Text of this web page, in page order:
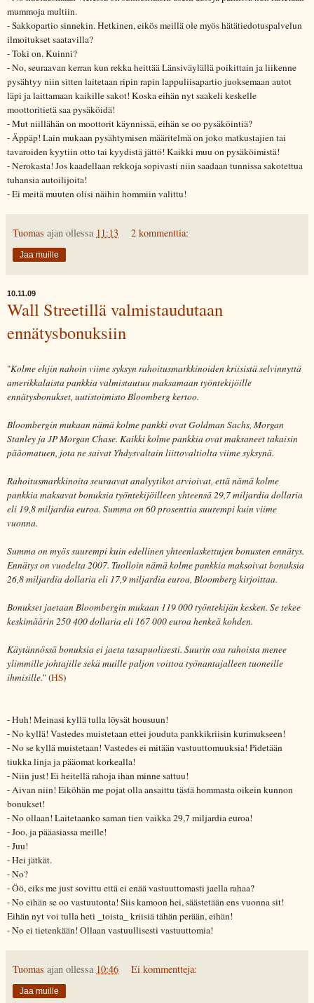
mummoja multiin.
- Sakkopartio sinnekin. Hetkinen, eikös meillä ole myös hätätiedotuspalvelun
ilmoitukset saatavilla?
- Toki on. Kuinni?
- No, seuraavan kerran kun rekka heittää Länsiväylällä poikittain ja liikenne
pysähtyy niin sitten laitetaan ripin rapin lappuliisapartio juoksemaan autot
läpi ja laittamaan kaikille sakot! Koska eihän nyt saakeli keskelle
moottoritietä saa pysäköidä!
- Mut niillähän on moottorit käynnissä, eihän se oo pysäköintiä?
- Äppäp! Lain mukaan pysähtymisen määritelmä on joko matkustajien tai
tavaroiden kyytiin otto tai kyydistä jättö! Kaikki muu on pysäköimistä!
- Nerokasta! Jos kaadellaan rekkoja sopivasti niin saadaan tunnissa sakotettua
tuhansia autoilijoita!
- Ei meitä muuten olisi näihin hommiin valittu!
Tuomas ajan ollessa 11:13 2 kommenttia:
Jaa muille
10.11.09
Wall Streetillä valmistaudutaan
ennätysbonuksiin
"Kolme ehjin nahoin viime syksyn rahoitusmarkkinoiden kriisistä selvinnyttä
amerikkalaista pankkia valmistautuu maksamaan työntekijöille
ennätysbonukset, uutistoimisto Bloomberg kertoo.
Bloombergin mukaan nämä kolme pankki ovat Goldman Sachs, Morgan
Stanley ja JP Morgan Chase. Kaikki kolme pankkia ovat maksaneet takaisin
pääomatuen, jota ne saivat Yhdysvaltain liittovaltiolta viime syksynä.
Rahoitusmarkkinoita seuraavat analyytikot arvioivat, että nämä kolme
pankkia maksavat bonuksia työntekijöilleen yhteensä 29,7 miljardia dollaria
eli 19,8 miljardia euroa. Summa on 60 prosenttia suurempi kuin viime
vuonna.
Summa on myös suurempi kuin edellinen yhteenlaskettujen bonusten ennätys.
Ennätys on vuodelta 2007. Tuolloin nämä kolme pankkia maksoivat bonuksia
26,8 miljardia dollaria eli 17,9 miljardia euroa, Bloomberg kirjoittaa.
Bonukset jaetaan Bloombergin mukaan 119 000 työntekijän kesken. Se tekee
keskimäärin 250 400 dollaria eli 167 000 euroa henkeä kohden.
Käytännössä bonuksia ei jaeta tasapuolisesti. Suurin osa rahoista menee
ylimmille johtajille sekä muille paljon voittoa työnantajalleen tuoneille
ihmisille." (HS)
- Huh! Meinasi kyllä tulla löysät housuun!
- No kyllä! Vastedes muistetaan ettei jouduta pankkikriisin kurimukseen!
- No se kyllä muistetaan! Vastedes ei mitään vastuuttomuuksia! Pidetään
tiukka linja ja pääomat korkealla!
- Niin just! Ei heitellä rahoja ihan minne sattuu!
- Aivan niin! Eiköhän me pojat olla ansaittu tästä hommasta oikein kunnon
bonukset!
- No ollaan! Laitetaanko saman tien vaikka 29,7 miljardia euroa!
- Joo, ja pääasiassa meille!
- Juu!
- Hei jätkät.
- No?
- Öö, eiks me just sovittu että ei enää vastuuttomasti jaella rahaa?
- No eihän se oo vastuutonta! Siis kamoon hei, säästetään ens vuonna sit!
Eihän nyt voi tulla heti _toista_ kriisiä tähän perään, eihän!
- No ei tietenkään! Ollaan vastuullisesti vastuuttomia!
Tuomas ajan ollessa 10:46 Ei kommentteja:
Jaa muille